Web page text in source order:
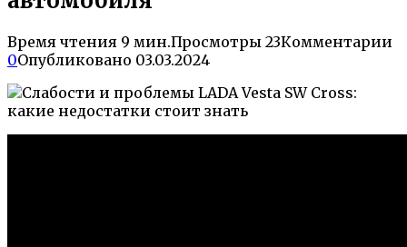
Время чтения 9 мин.Просмотры 23Комментарии
0Опубликовано 03.03.2024